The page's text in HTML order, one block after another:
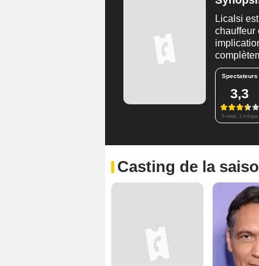
Licalsi
chauffeur
Spectateurs
3,3
5 notes, 1 critique
Casting de la